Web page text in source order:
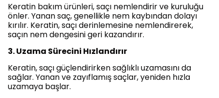
Keratin bakım ürünleri, saçı nemlendirir ve kuruluğu
önler. Yanan saç, genellikle nem kaybından dolayı
kırılır. Keratin, saçı derinlemesine nemlendirerek,
saçın nem dengesini geri kazandırır.
3. Uzama Sürecini Hızlandırır
Keratin, saçı güçlendirirken sağlıklı uzamasını da
sağlar. Yanan ve zayıflamış saçlar, yeniden hızla
uzamaya başlar.